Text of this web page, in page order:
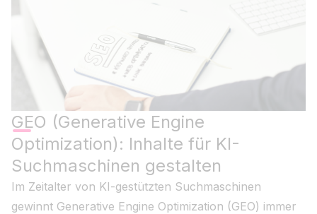
GEO (Generative Engine
Optimization): Inhalte für KI-
Suchmaschinen gestalten
Im Zeitalter von KI-gestützten Suchmaschinen
gewinnt Generative Engine Optimization (GEO) immer